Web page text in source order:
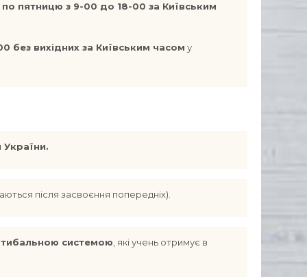
по пятницю з 9-00 до 18-00 за Київським
без вихідних за Київським часом у
України.
після засвоєння попередніх).
системою , які учень отримує в